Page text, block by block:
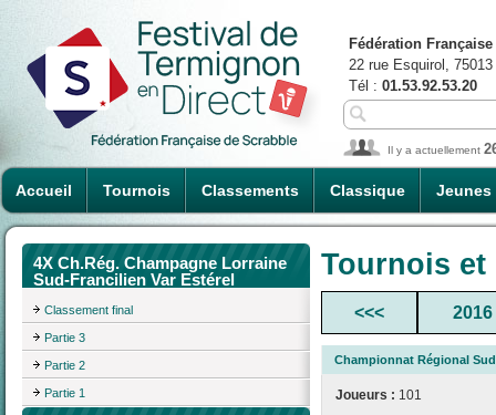
Accueil Tournois Classements Classique Jeunes
Fédération
22 rue Esquirol,
Tél : 01.53.92.53.20
Il y a actuellement
4X Ch.Rég. Champagne Lorraine
Sud-Francilien Var Estérel
Classement final
Partie 3
Partie 2
Partie 1
Tournois
<<< 2016
Championnat Régional
Joueurs : 101